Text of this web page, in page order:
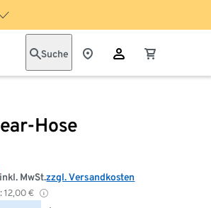
Suche
Hose
12,00 €
inkl. MwSt.zzgl. Versandkosten